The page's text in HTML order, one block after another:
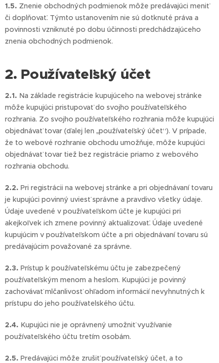
1.5. Znenie obchodných podmienok môže predávajúci meniť
či doplňovať. Týmto ustanovením nie sú dotknuté práva a
povinnosti vzniknuté po dobu účinnosti predchádzajúceho
znenia obchodných podmienok.
2. Používateľský účet
2.1. Na základe registrácie kupujúceho na webovej stránke
môže kupujúci pristupovať do svojho používateľského
rozhrania. Zo svojho používateľského rozhrania môže kupujúci
objednávať tovar (ďalej len „používateľský účet“). V prípade,
že to webové rozhranie obchodu umožňuje, môže kupujúci
objednávať tovar tiež bez registrácie priamo z webového
rozhrania obchodu.
2.2. Pri registrácii na webovej stránke a pri objednávaní tovaru
je kupujúci povinný uviesť správne a pravdivo všetky údaje.
Údaje uvedené v používateľskom účte je kupujúci pri
akejkoľvek ich zmene povinný aktualizovať. Údaje uvedené
kupujúcim v používateľskom účte a pri objednávaní tovaru sú
predávajúcim považované za správne.
2.3. Prístup k používateľskému účtu je zabezpečený
používateľským menom a heslom. Kupujúci je povinný
zachovávať mlčanlivosť ohľadom informácií nevyhnutných k
prístupu do jeho používatelského účtu.
2.4. Kupujúci nie je oprávnený umožniť využívanie
používateľského účtu tretím osobám.
2.5. Predávajúci môže zrušiť používateľský účet, a to